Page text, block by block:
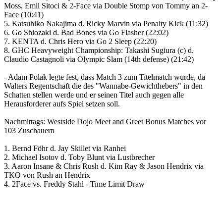
Moss, Emil Sitoci & 2-Face via Double Stomp von Tommy an 2-
Face (10:41)
5. Katsuhiko Nakajima d. Ricky Marvin via Penalty Kick (11:32)
6. Go Shiozaki d. Bad Bones via Go Flasher (22:02)
7. KENTA d. Chris Hero via Go 2 Sleep (22:20)
8. GHC Heavyweight Championship: Takashi Sugiura (c) d.
Claudio Castagnoli via Olympic Slam (14th defense) (21:42)
- Adam Polak legte fest, dass Match 3 zum Titelmatch wurde, da
Walters Regentschaft die des "Wannabe-Gewichthebers" in den
Schatten stellen werde und er seinen Titel auch gegen alle
Herausforderer aufs Spiel setzen soll.
Nachmittags: Westside Dojo Meet and Greet Bonus Matches vor
103 Zuschauern
1. Bernd Föhr d. Jay Skillet via Ranhei
2. Michael Isotov d. Toby Blunt via Lustbrecher
3. Aaron Insane & Chris Rush d. Kim Ray & Jason Hendrix via
TKO von Rush an Hendrix
4. 2Face vs. Freddy Stahl - Time Limit Draw